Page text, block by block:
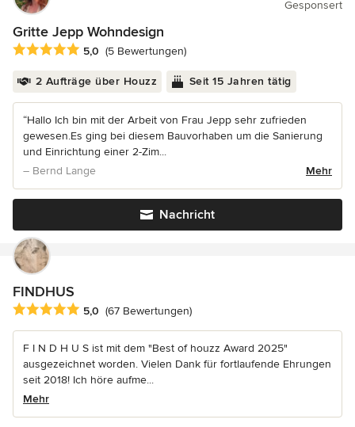
Gesponsert
Gritte Jepp Wohndesign
Durchschnittliche Bewertung: 5 von 5 Sternen
5,0 (5 Bewertungen)
2 Aufträge über Houzz Seit 15 Jahren tätig
“Hallo Ich bin mit der Arbeit von Frau Jepp sehr zufrieden
gewesen.Es ging bei diesem Bauvorhaben um die Sanierung
und Einrichtung einer 2-Zim...
– Bernd Lange
Mehr
Nachricht
FINDHUS
Durchschnittliche Bewertung: 5 von 5 Sternen
5,0 (67 Bewertungen)
F I N D H U S ist mit dem "Best of houzz Award 2025"
ausgezeichnet worden. Vielen Dank für fortlaufende Ehrungen
seit 2018! Ich höre aufme...
Mehr